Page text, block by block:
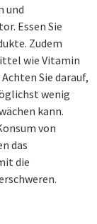
und
Essen Sie
Zudem
wie Vitamin
Sie darauf,
wenig
kann.
von
das
die